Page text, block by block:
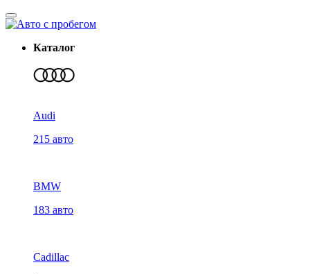
Каталог
Audi
215 авто
BMW
183 авто
Cadillac